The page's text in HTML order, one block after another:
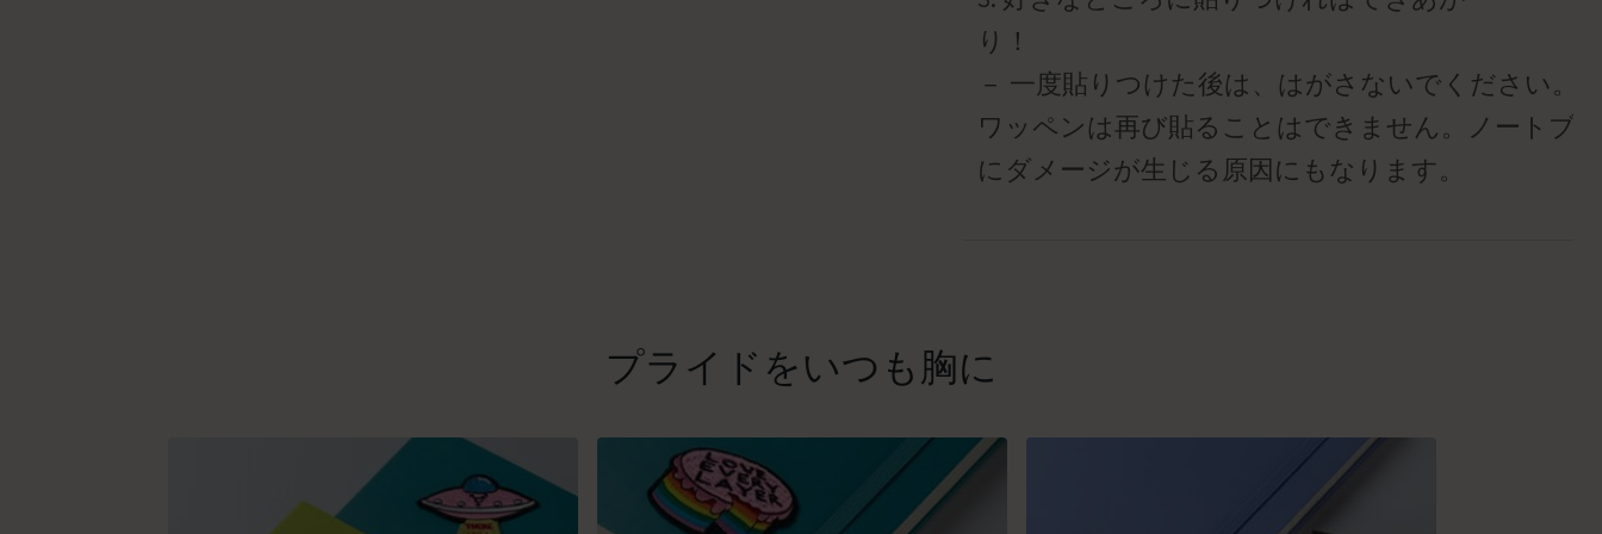
り
－ 一度貼りつけた後は、はがさないでください。
ワッペンは再び貼ることはできません。ノートブ
にダメージが生じる原因にもなります。
プライドをいつも胸に